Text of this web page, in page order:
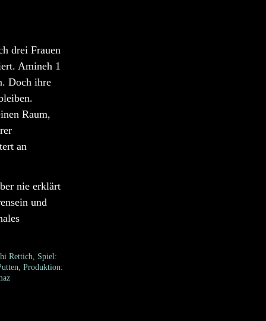
drei Frauen
Amineh 1
Doch ihre
Raum,
an
nie erklärt
und
Rettich, Spiel:
Produktion: